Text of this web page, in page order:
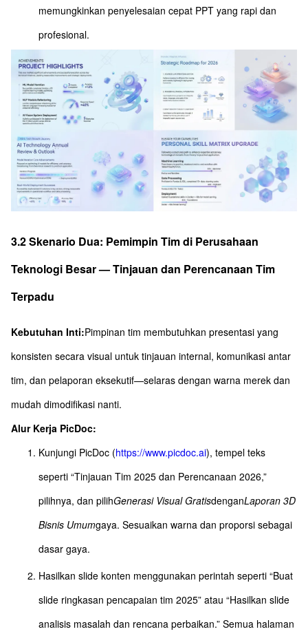
memungkinkan penyelesaian cepat PPT yang rapi dan
profesional.
3.2 Skenario Dua: Pemimpin Tim di Perusahaan
Teknologi Besar — Tinjauan dan Perencanaan Tim
Terpadu
Kebutuhan Inti:Pimpinan tim membutuhkan presentasi yang
konsisten secara visual untuk tinjauan internal, komunikasi antar
tim, dan pelaporan eksekutif—selaras dengan warna merek dan
mudah dimodifikasi nanti.
Alur Kerja PicDoc:
Kunjungi PicDoc (https://www.picdoc.ai), tempel teks
seperti “Tinjauan Tim 2025 dan Perencanaan 2026,”
pilihnya, dan pilihGenerasi Visual GratisdenganLaporan 3D
Bisnis Umumgaya. Sesuaikan warna dan proporsi sebagai
dasar gaya.
Hasilkan slide konten menggunakan perintah seperti “Buat
slide ringkasan pencapaian tim 2025” atau “Hasilkan slide
analisis masalah dan rencana perbaikan.” Semua halaman